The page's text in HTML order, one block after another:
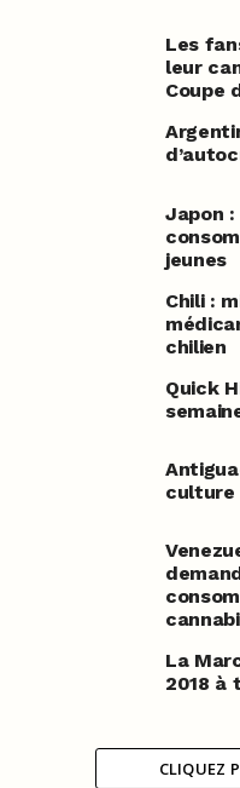
Les
leur
Coupe
Japon
jeunes
Chili :
chilien
Quick
culture
La
2018 à
CLIQUEZ